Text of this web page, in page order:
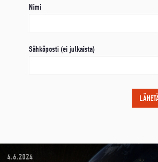
Nimi
Sähköposti (ei julkaista)
4.6.2024